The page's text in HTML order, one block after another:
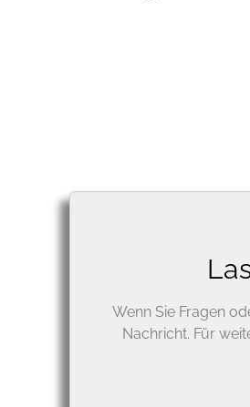
Wenn Sie Fragen
Nachricht. Für